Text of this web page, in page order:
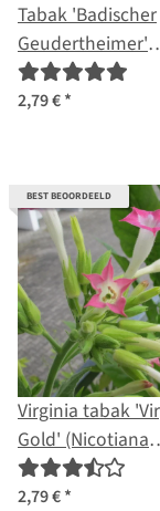
Tabak 'Badischer
Geudertheimer'
(Nicotiana
zaden
2,79 €*
BEST BEOORDEELD
Virginia tabak
Gold' (Nicotiana
tabacum) zaden
2,79 €*